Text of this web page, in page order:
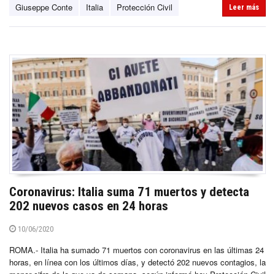
Giuseppe Conte Italia Protección Civil Leer más
Coronavirus: Italia suma 71 muertos y detecta
202 nuevos casos en 24 horas
10/06/2020
ROMA.- Italia ha sumado 71 muertos con coronavirus en las últimas 24
horas, en línea con los últimos días, y detectó 202 nuevos contagios, la